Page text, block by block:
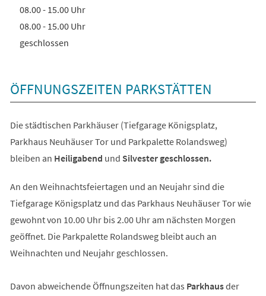
08.00 - 15.00 Uhr
08.00 - 15.00 Uhr
geschlossen
ÖFFNUNGSZEITEN PARKSTÄTTEN
Die städtischen Parkhäuser (Tiefgarage Königsplatz,
Parkhaus Neuhäuser Tor und Parkpalette Rolandsweg)
bleiben an Heiligabend und Silvester geschlossen.
An den Weihnachtsfeiertagen und an Neujahr sind die
Tiefgarage Königsplatz und das Parkhaus Neuhäuser Tor wie
gewohnt von 10.00 Uhr bis 2.00 Uhr am nächsten Morgen
geöffnet. Die Parkpalette Rolandsweg bleibt auch an
Weihnachten und Neujahr geschlossen.
Davon abweichende Öffnungszeiten hat das Parkhausder